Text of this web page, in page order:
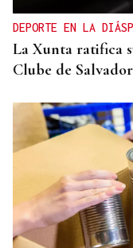
DEPORTE EN LA
La Xunta ratifica
Clube de